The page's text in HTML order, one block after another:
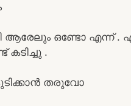
ആരേലും ഒണ്ടോ എന്ന് .
കടിച്ചു .
തരുവോ